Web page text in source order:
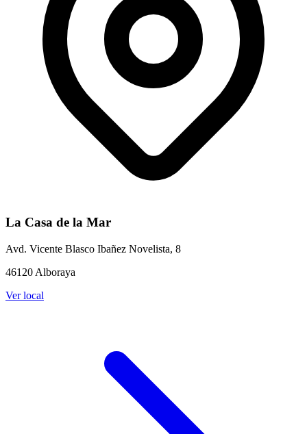
La Casa de la Mar
Avd. Vicente Blasco Ibañez Novelista, 8
46120 Alboraya
Ver local